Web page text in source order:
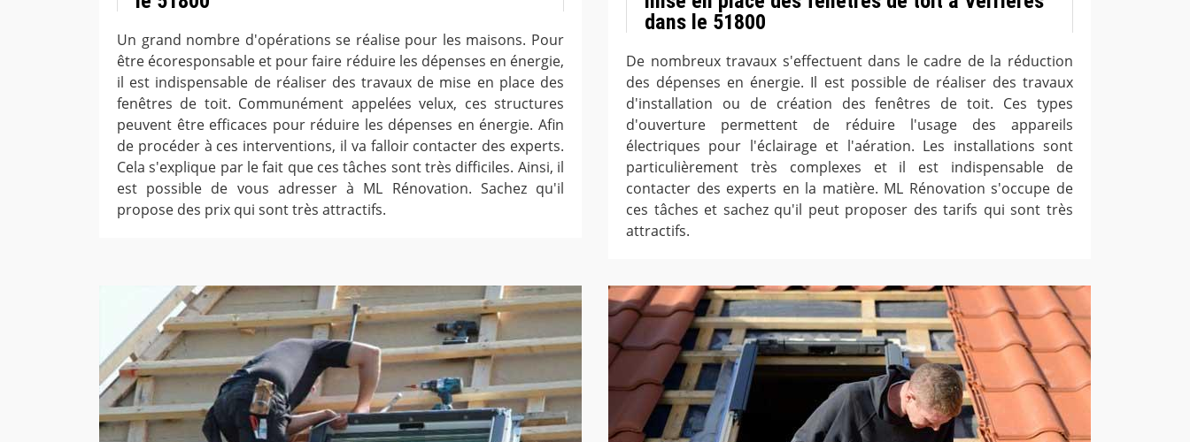
Un grand nombre d'opérations se réalise pour les maisons. Pour
être écoresponsable et pour faire réduire les dépenses en énergie,
il est indispensable de réaliser des travaux de mise en place des
fenêtres de toit. Communément appelées velux, ces structures
peuvent être efficaces pour réduire les dépenses en énergie. Afin
de procéder à ces interventions, il va falloir contacter des experts.
Cela s'explique par le fait que ces tâches sont très difficiles. Ainsi, il
est possible de vous adresser à ML Rénovation. Sachez qu'il
propose des prix qui sont très attractifs.
dans le 51800
De nombreux travaux s'effectuent dans le cadre de la réduction
des dépenses en énergie. Il est possible de réaliser des travaux
d'installation ou de création des fenêtres de toit. Ces types
d'ouverture permettent de réduire l'usage des appareils
électriques pour l'éclairage et l'aération. Les installations sont
particulièrement très complexes et il est indispensable de
contacter des experts en la matière. ML Rénovation s'occupe de
ces tâches et sachez qu'il peut proposer des tarifs qui sont très
attractifs.